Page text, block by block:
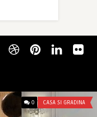
0 CASA SI GRADINA